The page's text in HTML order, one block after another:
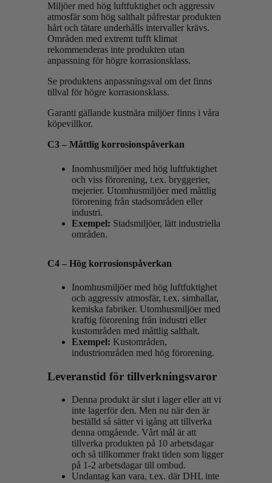
Miljöer med hög luftfuktighet och aggressiv
atmosfär som hög salthalt påfrestar produkten
hårt och tätare underhålls intervaller krävs.
Områden med extremt tufft klimat
rekommenderas inte produkten utan
anpassning för högre korrasionsklass.
Se produktens anpassningsval om det finns
tillval för högre korrasionsklass.
Garanti gällande kustnära miljöer finns i våra
köpevillkor.
C3 – Måttlig korrosionspåverkan
Inomhusmiljöer med hög luftfuktighet
och viss förorening, t.ex. bryggerier,
mejerier. Utomhusmiljöer med måttlig
förorening från stadsområden eller
industri.
Exempel: Stadsmiljöer, lätt industriella
områden.
C4 – Hög korrosionspåverkan
Inomhusmiljöer med hög luftfuktighet
och aggressiv atmosfär, t.ex. simhallar,
kemiska fabriker. Utomhusmiljöer med
kraftig förorening från industri eller
kustområden med måttlig salthalt.
Exempel: Kustområden,
industriområden med hög förorening.
Leveranstid för tillverkningsvaror
Denna produkt är slut i lager eller att vi
inte lagerför den. Men nu när den är
beställd så sätter vi igång att tillverka
denna omgående. Vårt mål är att
tillverka produkten på 10 arbetsdagar
och så tillkommer frakt tiden som ligger
på 1-2 arbetsdagar till ombud.
Undantag kan vara, t.ex. där DHL inte